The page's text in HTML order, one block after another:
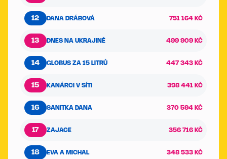
12 DANA DRÁBOVÁ 751 164 KČ
13 DNES NA UKRAJINĚ 499 909 KČ
14 GLOBUS ZA 15 LITRŮ 447 343 KČ
15 KANÁRCI V SÍTI 398 441 KČ
16 SANITKA DANA 370 594 KČ
17 ZAJACE 356 716 KČ
18 EVA A MICHAL 348 533 KČ